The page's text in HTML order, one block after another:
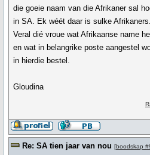
die goeie naam van die Afrikaner sal
in SA. Ek wéét daar is sulke Afrikaners.
Veral dié vroue wat Afrikaanse name
en wat in belangrike poste aangestel
in hierdie bestel.
Gloudina
Re: SA tien jaar van nou [boodskap